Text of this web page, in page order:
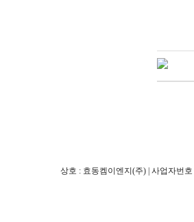
상호 : 효동켐이엔지(주) | 사업자번호